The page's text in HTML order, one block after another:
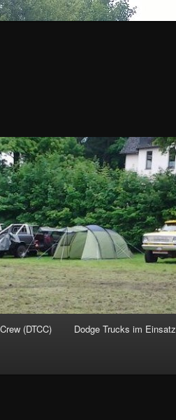
(DTCC) Dodge Trucks im Einsatz